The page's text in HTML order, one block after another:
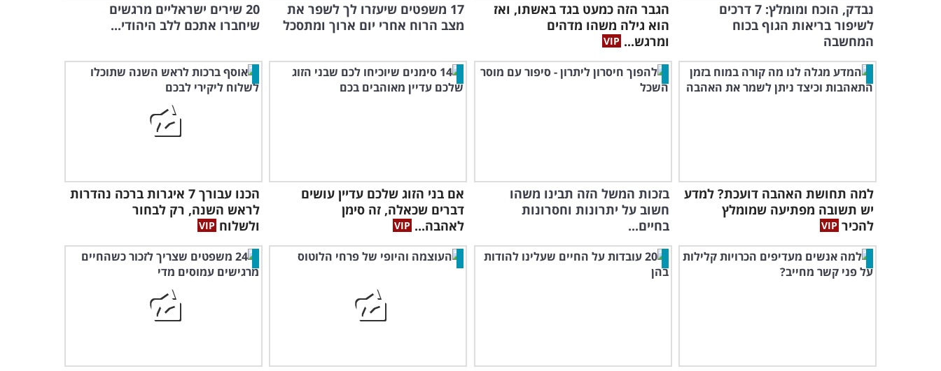
נבדק, הוכח ומומלץ: 7 דרכים
לשיפור בריאות הגוף בכוח
המחשבה
הגבר הזה כמעט בגד באשתו, ואז
הוא גילה משהו מדהים
ומרגש...
17 משפטים שיעזרו לך לשפר את
מצב הרוח אחרי יום ארוך ומתסכל
20 שירים ישראליים מרגשים
שיחברו אתכם ללב היהודי...
למה תחושת האהבה דועכת? למדע
יש תשובה מפתיעה שמומלץ
להכיר
בזכות המשל הזה תבינו משהו
חשוב על יתרונות וחסרונות
בחיים...
אם בני הזוג שלכם עדיין עושים
דברים שכאלה, זה סימן
לאהבה...
הכנו עבורך 7 איגרות ברכה נהדרות
לראש השנה, רק לבחור
ולשלוח